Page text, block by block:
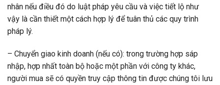
nhân nếu điều đó do luật pháp yêu cầu và việc tiết lộ như
vậy là cần thiết một cách hợp lý để tuân thủ các quy trình
pháp lý.
– Chuyển giao kinh doanh (nếu có): trong trường hợp sáp
nhập, hợp nhất toàn bộ hoặc một phần với công ty khác,
người mua sẽ có quyền truy cập thông tin được chúng tôi lưu